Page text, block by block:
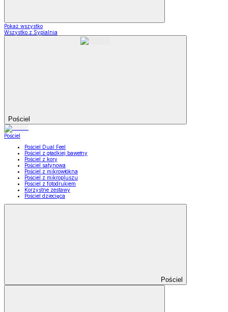
Pokaż wszystko
Wszystko z Sypialnia
Pościel
Pościel
Pościel Dual Feel
Pościel z gładkiej bawełny
Pościel z kory
Pościel satynowa
Pościel z mikrowłókna
Pościel z mikropluszu
Pościel z fotodrukiem
Korzystne zestawy
Pościel dziecięca
Pościel